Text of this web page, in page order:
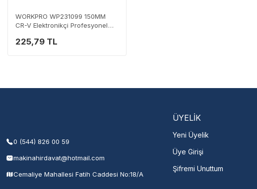
WORKPRO WP231099 150MM
CR-V Elektronikçi Profesyonel
225,79 TL
0 (544) 826 00 59
makinahirdavat@hotmail.com
Cemaliye Mahallesi Fatih Caddesi No:18/A
ÜYELİK
Yeni Üyelik
Üye Girişi
Şifremi Unuttum